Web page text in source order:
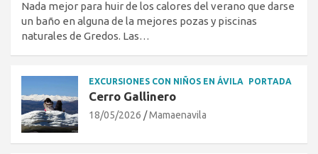
Nada mejor para huir de los calores del verano que darse
un baño en alguna de la mejores pozas y piscinas
naturales de Gredos. Las…
EXCURSIONES CON NIÑOS EN ÁVILA PORTADA
Cerro Gallinero
18/05/2026 Mamaenavila